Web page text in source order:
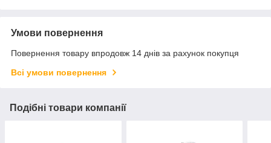
Умови повернення
Повернення товару впродовж 14 днів за рахунок покупця
Всі умови повернення
Подібні товари компанії